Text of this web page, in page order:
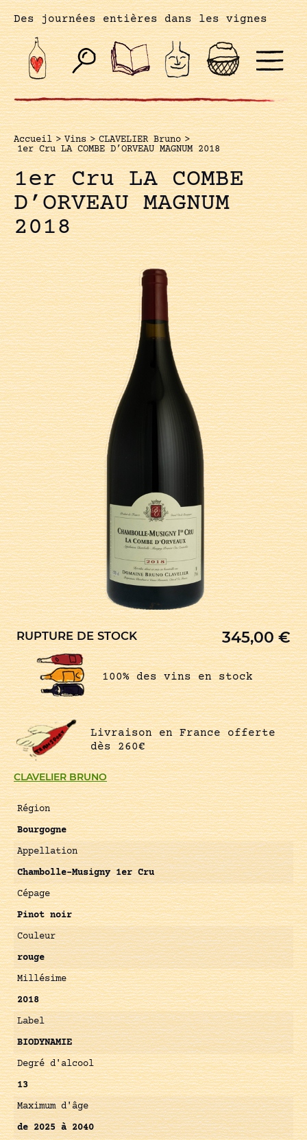
Des journées entières dans les vignes
Accueil > Vins > CLAVELIER Bruno >
1er Cru LA COMBE D’ORVEAU MAGNUM 2018
1er Cru LA COMBE
D’ORVEAU MAGNUM
2018
CLAVELIER BRUNO
Région
Bourgogne
Appellation
Chambolle-Musigny 1er Cru
Cépage
Pinot noir
Couleur
rouge
Millésime
2018
Label
BIODYNAMIE
Degré d'alcool
13
Maximum d'âge
de 2025 à 2040
RUPTURE DE STOCK 345,00€
100% des vins en stock
Livraison en France offerte
dès 260€